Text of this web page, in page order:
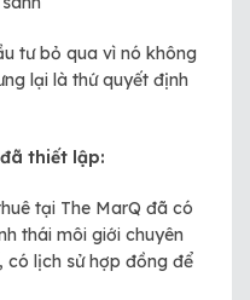
tư bỏ qua vì nó không
lại là thứ quyết định
thiết lập:
tại The MarQ đã có
thái môi giới chuyên
có lịch sử hợp đồng để